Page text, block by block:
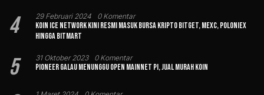
4 29 Februari 2024 0 Komentar
Koin Ice Network Kini Resmi Masuk Bursa Kripto Bitget, MEXC, Poloniex
hingga BitMart
5 31 Oktober 2023 0 Komentar
Pioneer Galau Menunggu Open Mainnet Pi, Jual Murah Koin